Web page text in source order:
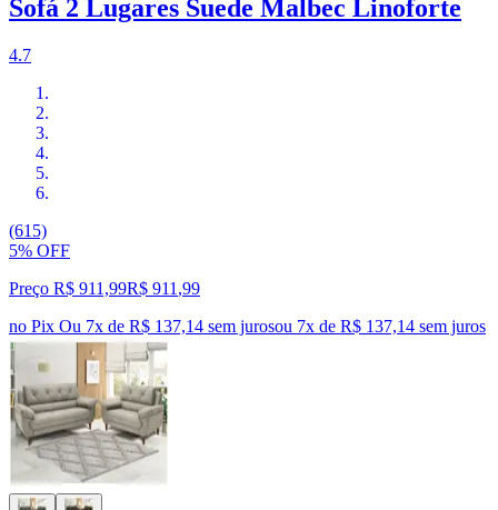
Sofá 2 Lugares Suede Malbec Linoforte
4.7
(615)
5% OFF
Preço R$ 911,99R$ 911 ,99
no Pix Ou 7x de R$ 137,14 sem jurosou 7x de R$ 137,14 sem juros